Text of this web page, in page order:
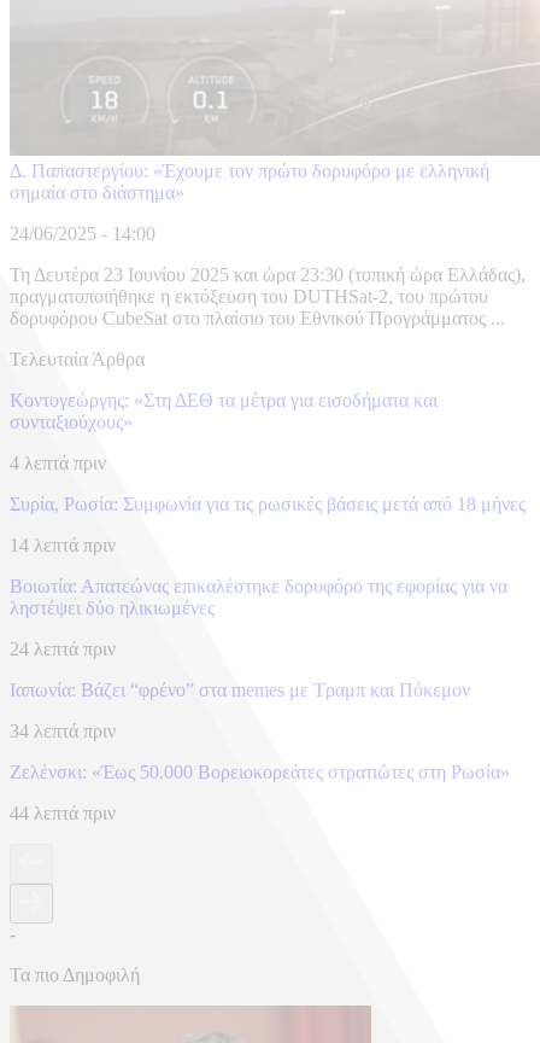
Δ. Παπαστεργίου: «Έχουμε τον πρώτο δορυφόρο με ελληνική
σημαία στο διάστημα»
24/06/2025 - 14:00
Τη Δευτέρα 23 Ιουνίου 2025 και ώρα 23:30 (τοπική ώρα Ελλάδας),
πραγματοποιήθηκε η εκτόξευση του DUTHSat-2, του πρώτου
δορυφόρου CubeSat στο πλαίσιο του Εθνικού Προγράμματος ...
Τελευταία Άρθρα
Κοντογεώργης: «Στη ΔΕΘ τα μέτρα για εισοδήματα και
συνταξιούχους»
4 λεπτά πριν
Συρία, Ρωσία: Συμφωνία για τις ρωσικές βάσεις μετά από 18 μήνες
14 λεπτά πριν
Βοιωτία: Απατεώνας επικαλέστηκε δορυφόρο της εφορίας για να
ληστέψει δύο ηλικιωμένες
24 λεπτά πριν
Ιαπωνία: Βάζει “φρένο” στα memes με Τραμπ και Πόκεμον
34 λεπτά πριν
Ζελένσκι: «Έως 50.000 Βορειοκορεάτες στρατιώτες στη Ρωσία»
44 λεπτά πριν
-
Τα πιο Δημοφιλή